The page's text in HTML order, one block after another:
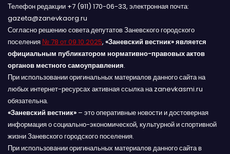
Телефон редакции +7 (911) 170-06-33, электронная почта:
gazeta@zanevkaorg.ru
Согласно решению совета депутатов Заневского городского
поселения № 78 от 09.10.2025, «Заневский вестник» является
официальным публикатором нормативно-правовых актов
органов местного самоуправления.
При использовании оригинальных материалов данного сайта на
любых интернет-ресурсах активная ссылка на zanevkasmi.ru
обязательна.
«Заневский вестник» – это оперативные новости и достоверная
информация о социально-экономической, культурной и спортивной
жизни Заневского городского поселения.
При использовании оригинальных материалов данного сайта в